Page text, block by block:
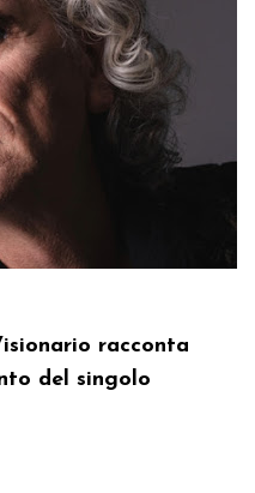
racconta
del singolo